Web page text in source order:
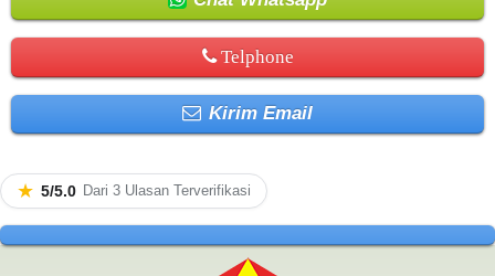
Telphone
Kirim Email
★ 5/5.0 Dari 3 Ulasan Terverifikasi